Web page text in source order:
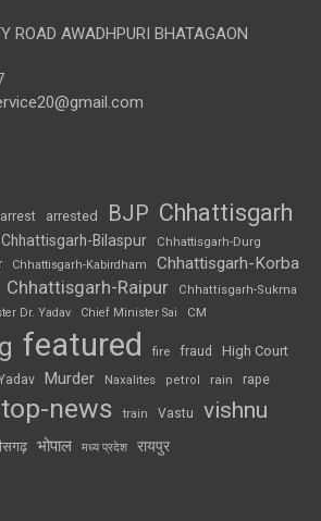
ROAD AWADHPURI BHATAGAON
arrest arrested BJP Chhattisgarh
Chhattisgarh-Bilaspur Chhattisgarh-Durg
Chhattisgarh-Kabirdham Chhattisgarh-Korba
Chhattisgarh-Raipur
Chhattisgarh-Sukma
Dr. Yadav Chief Minister Sai CM
featured fire fraud High Court
Murder Naxalites petrol rain rape
top-news train Vastu vishnu
भोपाल मध्य प्रदेश रायपुर